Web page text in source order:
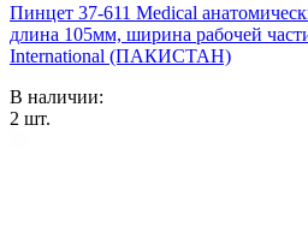
Пинцет 37-611 Medical
длина 105мм, ширина рабочей
International (ПАКИСТАН)
В наличии:
2 шт.